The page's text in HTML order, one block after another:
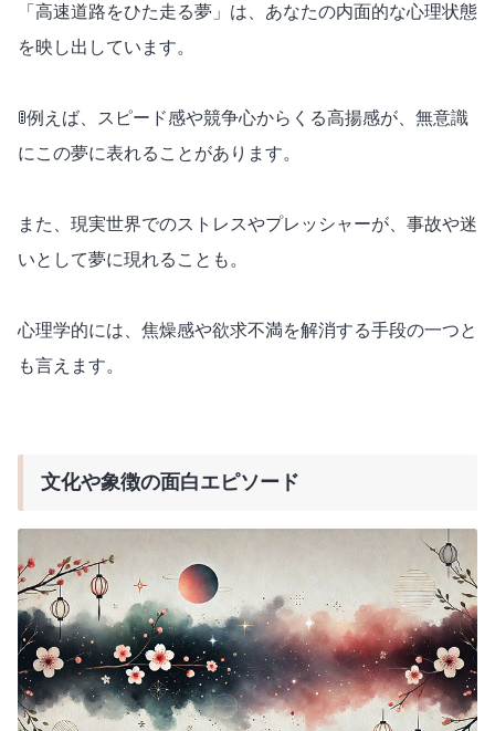
「高速道路をひた走る夢」は、あなたの内面的な心理状態
を映し出しています。
🚦例えば、スピード感や競争心からくる高揚感が、無意識
にこの夢に表れることがあります。
また、現実世界でのストレスやプレッシャーが、事故や迷
いとして夢に現れることも。
心理学的には、焦燥感や欲求不満を解消する手段の一つと
も言えます。
文化や象徴の面白エピソード